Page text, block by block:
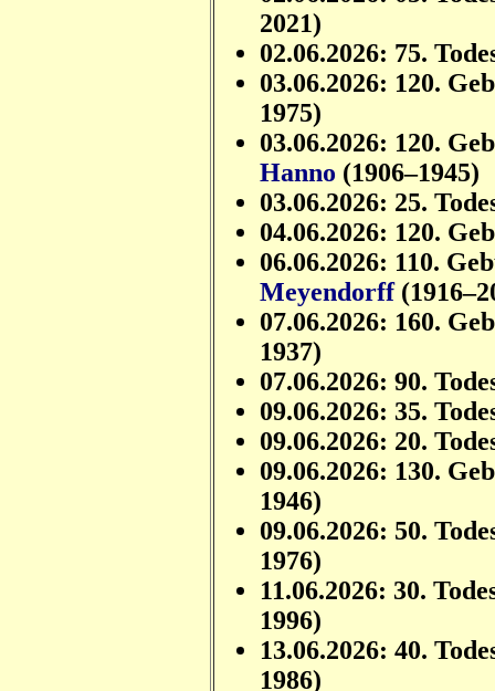
2021)
02.06.2026: 75.
03.06.2026: 120.
1975)
03.06.2026: 120.
Hanno (1906–1945)
03.06.2026: 25.
04.06.2026: 120.
06.06.2026: 110.
Meyendorff
07.06.2026: 160.
1937)
07.06.2026: 90.
09.06.2026: 35.
09.06.2026: 20.
09.06.2026: 130.
1946)
09.06.2026: 50.
1976)
11.06.2026: 30.
1996)
13.06.2026: 40.
1986)